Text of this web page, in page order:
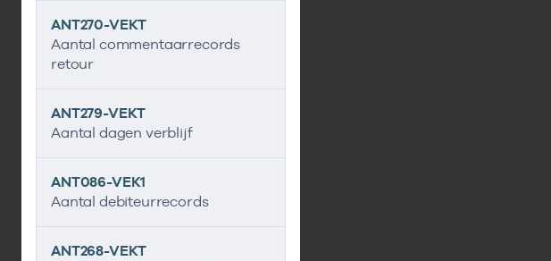
ANT270-VEKT
Aantal commentaarrecords
retour
ANT279-VEKT
Aantal dagen verblijf
ANT086-VEK1
Aantal debiteurrecords
ANT268-VEKT